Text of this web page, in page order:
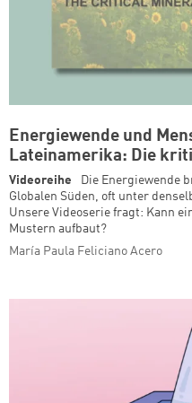
Energiewende und
Lateinamerika: Die
Videoreihe
Die Energiewende
Globalen Süden, oft unter
Unsere Videoserie fragt: Kann
Mustern aufbaut?
María Paula Feliciano Acero